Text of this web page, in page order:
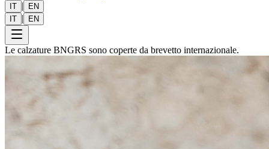
IT |
EN
IT | EN
Le calzature BNGRS sono coperte da brevetto internazionale.